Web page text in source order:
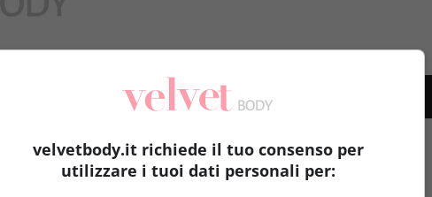
velvetbody.it richiede il tuo consenso per
utilizzare i tuoi dati personali per: